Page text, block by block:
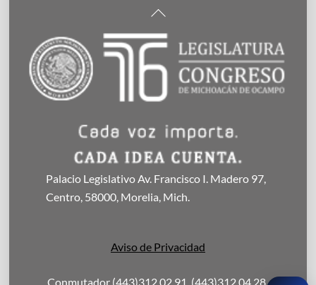
Back
Top
Palacio Legislativo Av. Francisco I. Madero 97,
Centro, 58000, Morelia, Mich.
Aviso de Privacidad
Conmutador (443)312 02 91, (443)312 04 28,